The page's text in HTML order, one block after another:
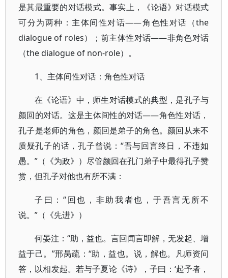
是其最重要的对话模式。事实上，《论语》对话模式
可分为两种：主体间性对话——角色性对话（the
dialogue of roles）；前主体性对话——非角色对话
（the dialogue of non-role）。
1、主体间性对话：角色性对话
在《论语》中，师生对话模式的典型，是孔子与
颜回的对话。这是主体间性的对话——角色性对话，
孔子是老师的角色，颜回是弟子的角色。颜回从来不
质疑孔子的话，孔子曾说：“吾与回言终日，不违如
愚。”（《为政》）尽管颜回在孔门弟子中最得孔子赞
赏，但孔子对他也有所不满：
子曰：“回也，非助我者也，于吾言无所不
说。”（《先进》）
何晏注：“助，益也。言回闻言即解，无发起、增
益于己。”邢昺疏：“助，益也。说，解也。凡师资问
答，以相发起。若与子夏论《诗》，子曰：‘起予者，